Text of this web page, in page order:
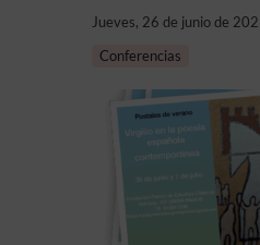
Jueves, 26 de junio de
Conferencias